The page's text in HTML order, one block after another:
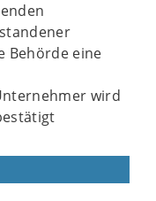
Behörde eine
wird